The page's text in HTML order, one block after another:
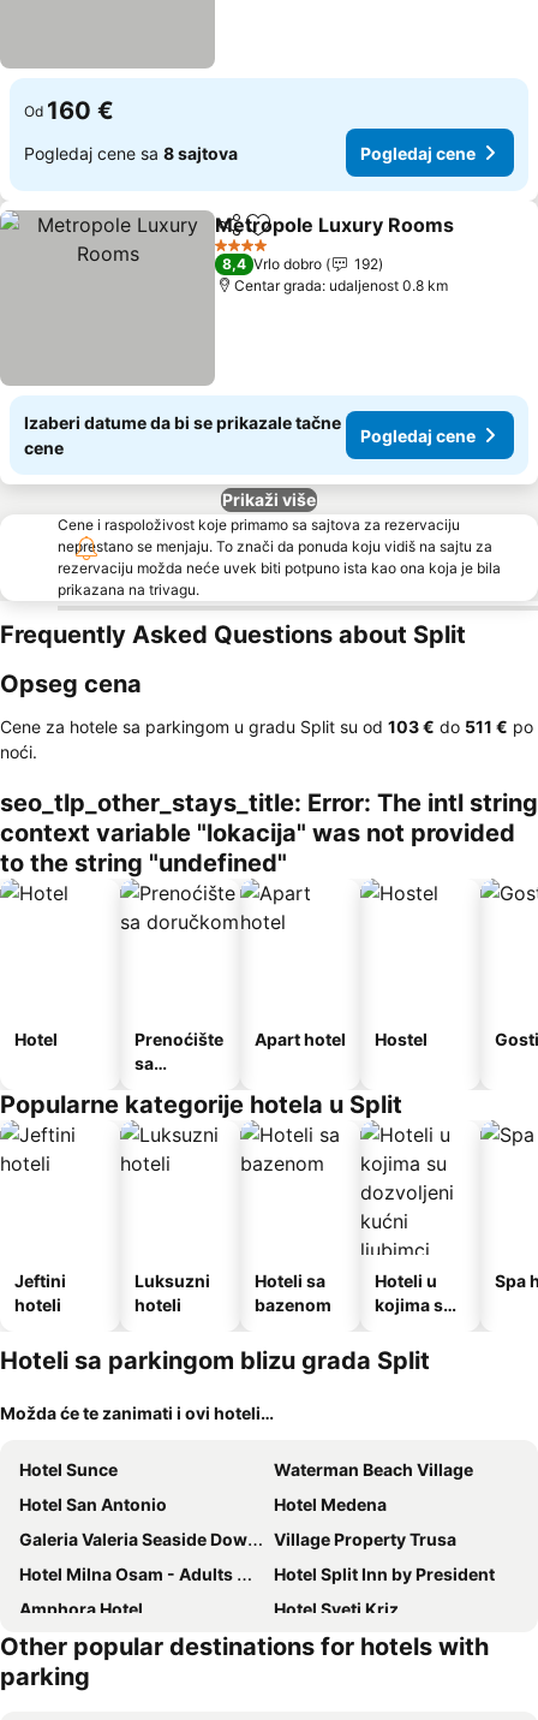
Od 160 €
Pogledaj cene sa 8 sajtova Pogledaj cene
Deli Dodati u favorite
Metropole Luxury Rooms
4 Zvezdice
8,4 Vrlo dobro
192
Centar grada: udaljenost 0.8 km
Izaberi datume da bi se prikazale tačne
cene
Pogledaj cene
Prikaži više
Cene i raspoloživost koje primamo sa sajtova za rezervaciju
neprestano se menjaju. To znači da ponuda koju vidiš na sajtu za
rezervaciju možda neće uvek biti potpuno ista kao ona koja je bila
prikazana na trivagu.
Frequently Asked Questions about Split
Opseg cena
Cene za hotele sa parkingom u gradu Split su od ‎103 € do ‎511 € po
noći.
seo_tlp_other_stays_title: Error: The intl string
context variable "lokacija" was not provided
to the string "undefined"
Hotel
Prenoćište
sa
Apart hotel Hostel
Popularne kategorije hotela u Split
Jeftini
hoteli
Luksuzni
hoteli
Hoteli sa
bazenom
Hoteli u
kojima su
kućni
ljubimci
Spa
Hoteli sa parkingom blizu grada Split
Možda će te zanimati i ovi hoteli…
Hotel Sunce
Waterman Beach Village
Hotel San Antonio
Hotel Medena
Galeria Valeria Seaside Downtown - MAG Quaint & Elegant Boutique Hotels
Village Property Trusa
Hotel Milna Osam - Adults Only
Hotel Split Inn by President
Amphora Hotel
Hotel Sveti Kriz
Hotel Salona Palace
Hotel Luxe
Radisson Blu Resort & Spa, Split
Other popular destinations for hotels with
parking